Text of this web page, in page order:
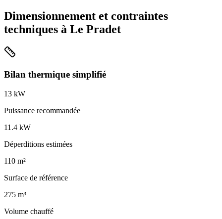
Dimensionnement et contraintes
techniques à Le Pradet
Bilan thermique simplifié
13 kW
Puissance recommandée
11.4 kW
Déperditions estimées
110 m²
Surface de référence
275 m³
Volume chauffé